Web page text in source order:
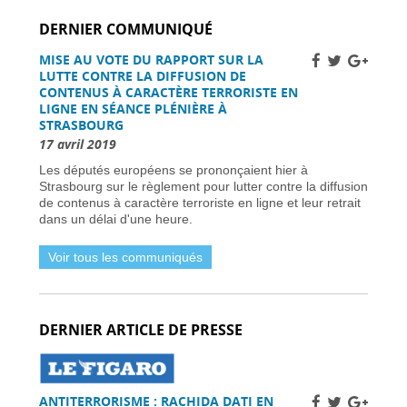
Grève des pilotes Lufthansa : perturbations de
Une nouvelle ère d’ici 2030 -31 mars 2026
Élections municipales à Nice 2026 : enjeux et
candidats - 31 mars 2026
Dernière chance pour les skieurs cette saison -
31 mars 2026
Vol Ryanair : des passagers bloqués en France
à cause des retards de l’EES -31 mars 2026
Air France-KLM augmente les tarifs long-
courrier face à la crise pétrolière du Moyen-
Orient -30 mars 2026
Nationaux britanniques à double nationalité:
défis de renouvellement de passeport dans le
L’extrême droite et la gauche enregistrent des
gains importants - 30 mars 2026
Sénat français approuve la loi sur l’ANPR pour
renforcer les moyens de lutte contre la
criminalité -29 mars 2026
DERNIER COMMUNIQUÉ
MISE AU VOTE DU RAPPORT SUR LA
LUTTE CONTRE LA DIFFUSION DE
CONTENUS À CARACTÈRE TERRORISTE EN
LIGNE EN SÉANCE PLÉNIÈRE À
STRASBOURG
17 avril 2019
Les députés européens se prononçaient hier à
Strasbourg sur le règlement pour lutter contre la diffusion
de contenus à caractère terroriste en ligne et leur retrait
dans un délai d'une heure.
Voir tous les communiqués
DERNIER ARTICLE DE PRESSE
ANTITERRORISME : RACHIDA DATI EN